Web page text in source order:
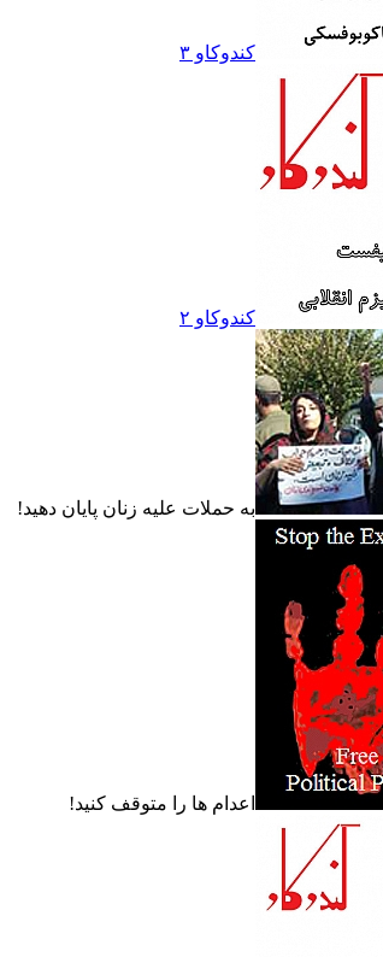
کندوکاو ۳
کندوکاو ۲
به حملات عليه زنان پايان دهيد!
اعدام ها را متوقف کنيد!